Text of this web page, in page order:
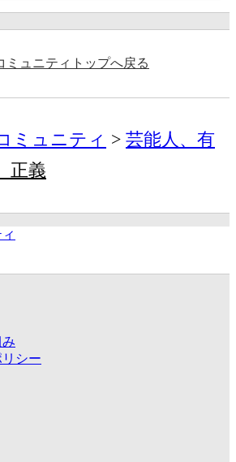
ミュニティトップへ戻る
ミュニティ
芸能人、有
義
シー